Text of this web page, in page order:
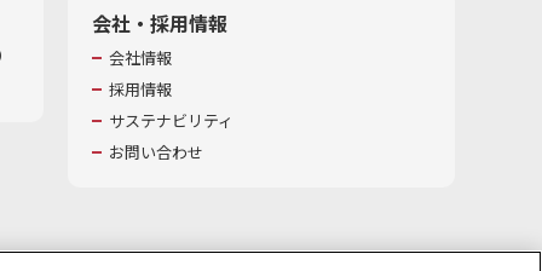
会社・採用情報
会社情報
採用情報
サステナビリティ
お問い合わせ